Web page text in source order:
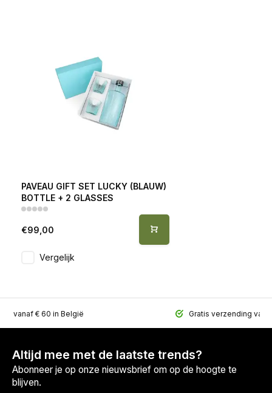
PAVEAU GIFT SET LUCKY (BLAUW)
BOTTLE + 2 GLASSES
€99,00
Vergelijk
vanaf € 60 in België Gratis verzending
Altijd mee met de laatste trends?
Abonneer je op onze nieuwsbrief om op de hoogte te
blijven.